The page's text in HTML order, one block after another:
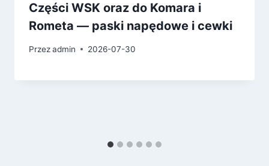
Części WSK oraz do Komara i
Rometa — paski napędowe i cewki
Przezadmin 2026-07-30